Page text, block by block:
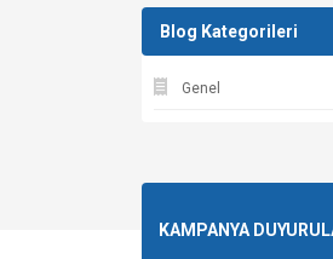
Blog Kategorileri
Genel
KAMPANYA